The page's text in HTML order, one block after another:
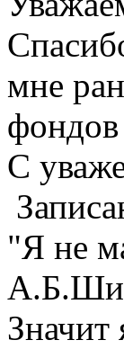
мне
С
"Я не